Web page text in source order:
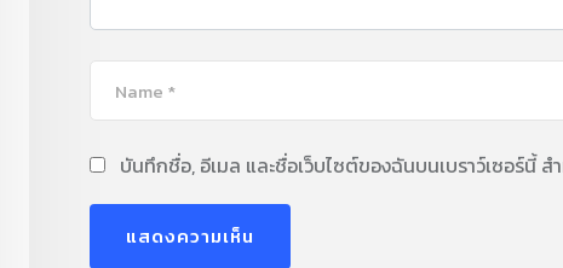
บันทึกชื่อ, อีเมล และชื่อเว็บไซต์ของฉันบนเบราว์เซอร์นี้